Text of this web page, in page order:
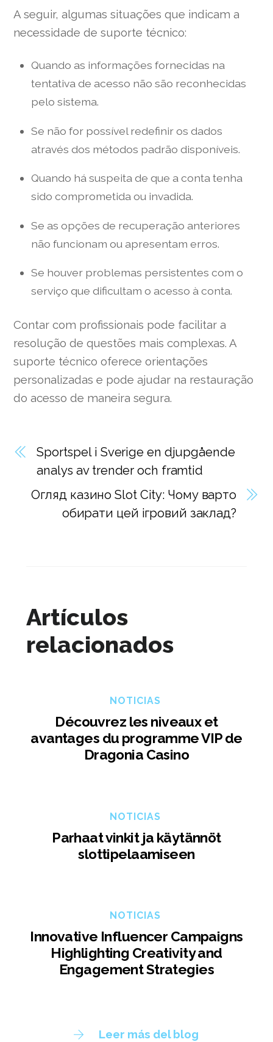
A seguir, algumas situações que indicam a
necessidade de suporte técnico:
Quando as informações fornecidas na
tentativa de acesso não são reconhecidas
pelo sistema.
Se não for possível redefinir os dados
através dos métodos padrão disponíveis.
Quando há suspeita de que a conta tenha
sido comprometida ou invadida.
Se as opções de recuperação anteriores
não funcionam ou apresentam erros.
Se houver problemas persistentes com o
serviço que dificultam o acesso à conta.
Contar com profissionais pode facilitar a
resolução de questões mais complexas. A
suporte técnico oferece orientações
personalizadas e pode ajudar na restauração
do acesso de maneira segura.
Sportspel i Sverige en djupgående
analys av trender och framtid
Огляд казино Slot City: Чому варто
обирати цей ігровий заклад?
Artículos
relacionados
NOTICIAS
Découvrez les niveaux et
avantages du programme VIP de
Dragonia Casino
NOTICIAS
Parhaat vinkit ja käytännöt
slottipelaamiseen
NOTICIAS
Innovative Influencer Campaigns
Highlighting Creativity and
Engagement Strategies
Leer más del blog